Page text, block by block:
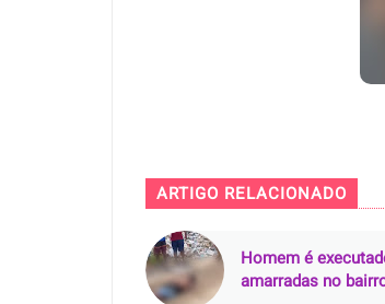
ARTIGO RELACIONADO
Homem é
amarradas no